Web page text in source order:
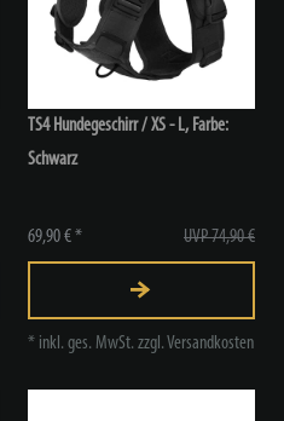
TS4 Hundegeschirr / XS - L, Farbe:
Schwarz
UVP 74,90 €
69,90 € *
* inkl. ges. MwSt. zzgl.Versandkosten